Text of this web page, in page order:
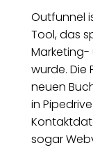
Outfunnel
Tool, das
Marketing-
wurde. Die
neuen
in
sogar